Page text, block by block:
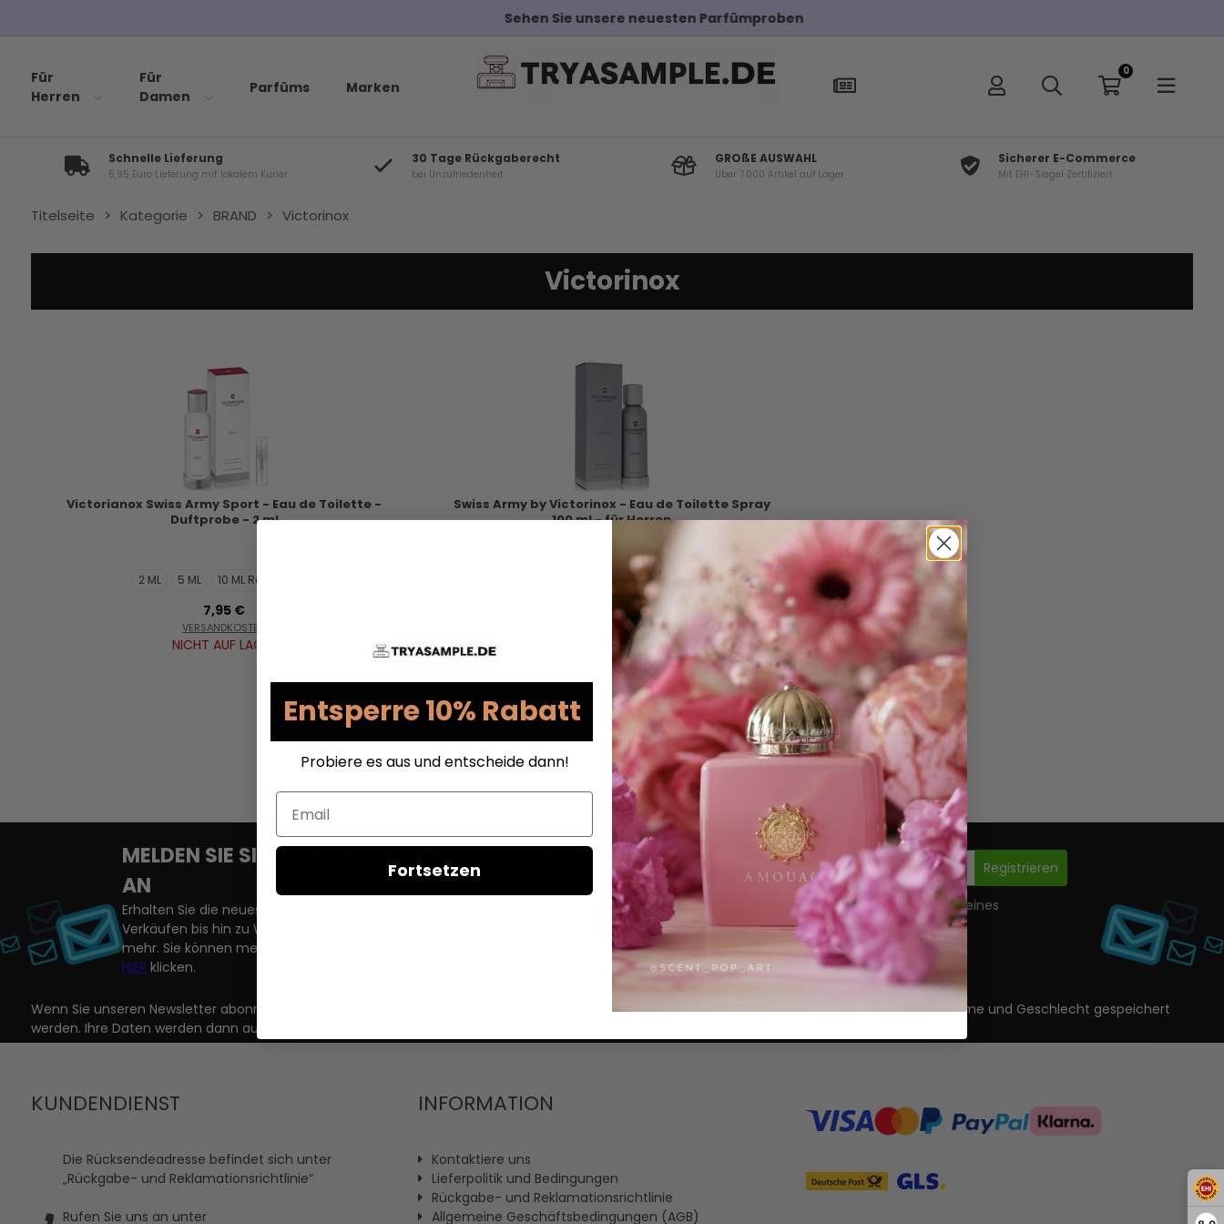
Sehen Sie unsere neuesten Parfümproben
Für
Herren
Für
Damen
Parfüms Marken
0
Schnelle Lieferung
5,95 Euro Lieferung mit lokalem Kurier
30 Tage Rückgaberecht
bei Unzufriedenheit
GROßE AUSWAHL
Über 7.000 Artikel auf Lager
Sicherer E-Commerce
Mit EHI-Siegel Zertifiziert
Titelseite > Kategorie > BRAND > Victorinox
Victorinox
Victorianox Swiss Army Sport - Eau de Toilette -
Duftprobe - 2 ml
2 ML 5 ML 10 ML Reisegröße
7,95 €
VERSANDKOSTEN
NICHT AUF LAGER
Swiss Army by Victorinox - Eau de Toilette Spray
100 ml - für Herren
42,95 €
VERSANDKOSTEN
NICHT AUF LAGER
MELDEN SIE SICH FÜR UNSEREN NEWSLETTER
AN
Erhalten Sie die neuesten Nachrichten zu allem, von Angeboten und
Verkäufen bis hin zu Wettbewerben, neuen Produkten und vielem
mehr. Sie können mehr über unseren Newsletter erfahren, indem Sie
HIER klicken.
Registrieren
Ich erteile hiermit meine Einwilligung zur Erstellung eines
personalisierten Nutzerprofils.
Wenn Sie unseren Newsletter abonnieren, willigen Sie damit ein, dass Ihre Bestandsdaten wie E-Mail-Adresse sowie (falls angegeben) Vorname, Name und Geschlecht gespeichert
werden. Ihre Daten werden dann auf Grundlage Ihrer Einwilligung gemäß Art. 6 Abs. 1 a) DSGVO verarbeitet.
KUNDENDIENST
Die Rücksendeadresse befindet sich unter
„Rückgabe- und Reklamationsrichtlinie“
Rufen Sie uns an unter
INFORMATION
Kontaktiere uns
Lieferpolitik und Bedingungen
Rückgabe- und Reklamationsrichtlinie
Allgemeine Geschäftsbedingungen (AGB)
Entsperre 10% Rabatt
Probiere es aus und entscheide dann!
Email
Fortsetzen